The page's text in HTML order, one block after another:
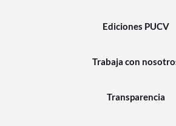
Ediciones PUCV
Trabaja con
Transparencia